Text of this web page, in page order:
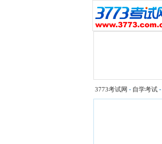
3773考试网 - 自学考试 -